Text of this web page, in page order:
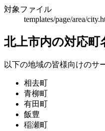
対象ファイル
templates/page/area/
北上市内の対応町
以下の地域の皆様向けのサ
相去町
青柳町
有田町
飯豊
稲瀬町